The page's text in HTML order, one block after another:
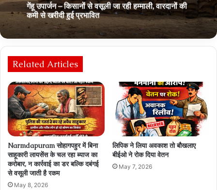
गेंहू उपार्जन – किसानों से वसूली जा रही हम्‍माली, वारदानों की
कमी से खरीदी हुई प्रभावित
Related Articles
Narmdapuram सोहागपहुर में बिना
साहूकारी लायसेंस के चल रहा ब्‍याज का
करोबार, न कार्रवाई का डर बल्कि दबंगई
से वसूली जाती है रकम
May 8, 2026
लिपिक ने लिया अवकाश तो बौखलाए
बीईओ ने रोक दिया वेतन
May 7, 2026